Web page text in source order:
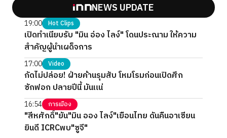
NEWS UPDATE
19:00 Hot Clips
เปิดทำเนียบรับ "มิน อ่อง ไลง์" โดนประณาม ให้ความ
สำคัญผู้นำเผด็จการ
17:00 Video
กัดไม่ปล่อย! ฝ่ายค้านรุมสับ โหมโรมก่อนเปิดศึก
ซักฟอก ปลายปีนี้ มันแน่
16:54 การเมือง
"สีหศักดิ์"ยัน"มิน ออง ไลง์"เยือนไทย ดันคืนอาเซียน
ยินดี ICRCพบ"ซูจี"